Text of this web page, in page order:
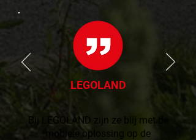
LEGOLAND
Bij LEGOLAND zijn ze blij met de
mobiele oplossing op de